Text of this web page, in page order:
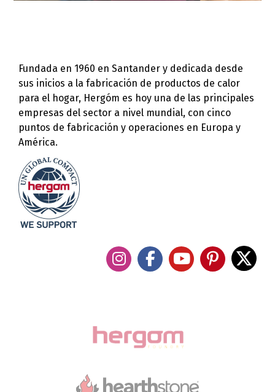
Fundada en 1960 en Santander y dedicada desde
sus inicios a la fabricación de productos de calor
para el hogar, Hergóm es hoy una de las principales
empresas del sector a nivel mundial, con cinco
puntos de fabricación y operaciones en Europa y
América.